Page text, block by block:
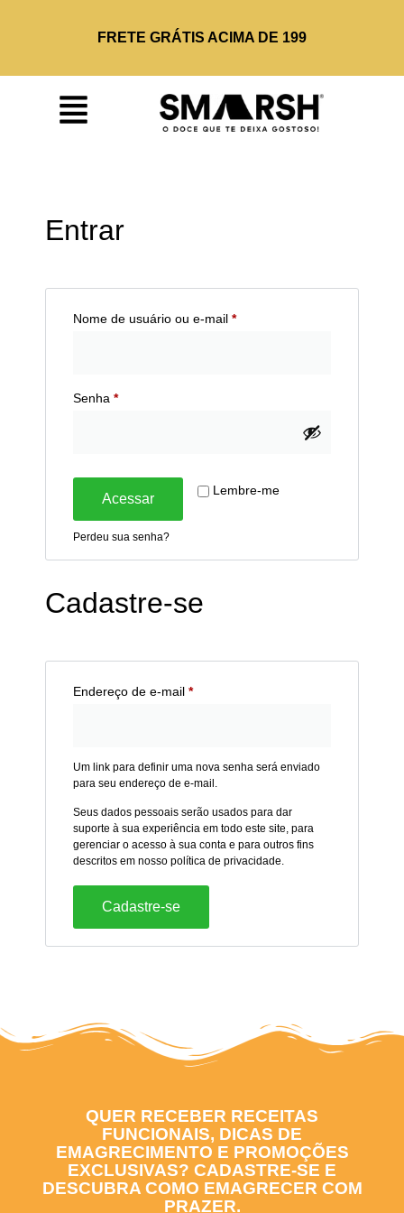
FRETE GRÁTIS ACIMA DE 199
Entrar
Nome de usuário ou e-mail *
Senha *
Lembre-me
Acessar
Perdeu sua senha?
Cadastre-se
Endereço de e-mail *
Um link para definir uma nova senha será enviado
para seu endereço de e-mail.
Seus dados pessoais serão usados ​​para dar
suporte à sua experiência em todo este site, para
gerenciar o acesso à sua conta e para outros fins
descritos em nosso política de privacidade.
Cadastre-se
QUER RECEBER RECEITAS
FUNCIONAIS, DICAS DE
EMAGRECIMENTO E PROMOÇÕES
EXCLUSIVAS? CADASTRE-SE E
DESCUBRA COMO EMAGRECER COM
PRAZER.